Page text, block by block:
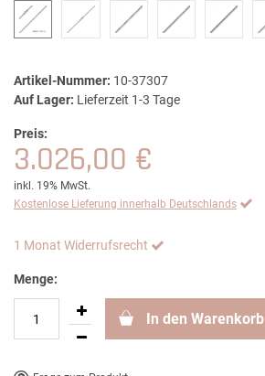
Artikel-Nummer: 10-37307
Auf Lager: Lieferzeit 1-3 Tage
Preis:
3.026,00 €
inkl. 19% MwSt.
Kostenlose Lieferung innerhalb Deutschlands
1 Monat Widerrufsrecht
Menge:
In den Warenkorb